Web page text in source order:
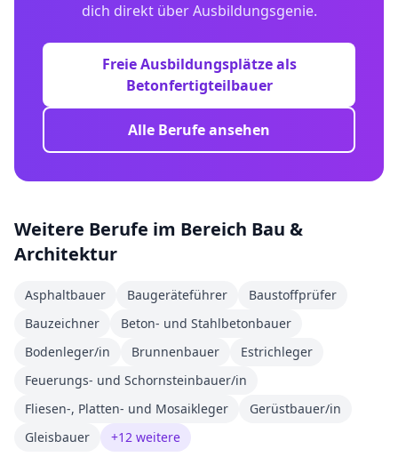
dich direkt über Ausbildungsgenie.
Freie Ausbildungsplätze als
Betonfertigteilbauer
Alle Berufe ansehen
Weitere Berufe im Bereich Bau &
Architektur
Asphaltbauer Baugeräteführer
Baustoffprüfer
Bauzeichner
Beton- und Stahlbetonbauer
Bodenleger/in
Brunnenbauer
Estrichleger
Feuerungs- und Schornsteinbauer/in
Fliesen-, Platten- und Mosaikleger
Gerüstbauer/in
Gleisbauer
+12 weitere